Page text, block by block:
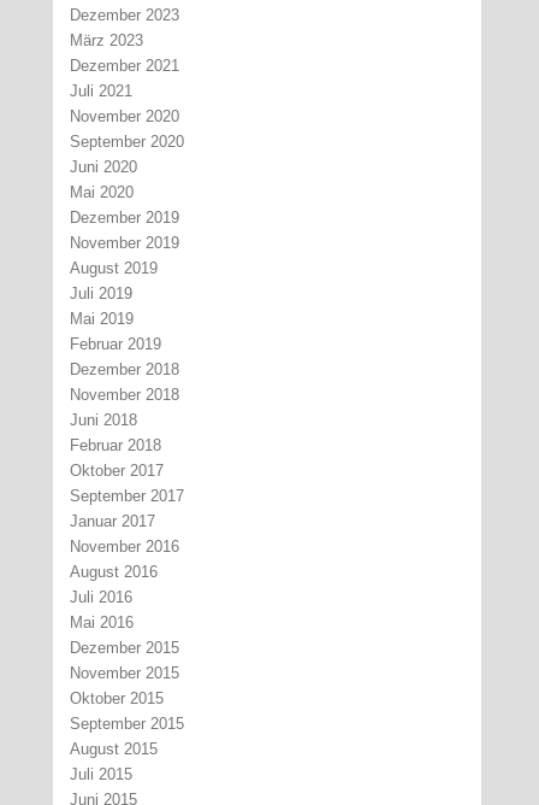
Dezember 2023
März 2023
Dezember 2021
Juli 2021
November 2020
September 2020
Juni 2020
Mai 2020
Dezember 2019
November 2019
August 2019
Juli 2019
Mai 2019
Februar 2019
Dezember 2018
November 2018
Juni 2018
Februar 2018
Oktober 2017
September 2017
Januar 2017
November 2016
August 2016
Juli 2016
Mai 2016
Dezember 2015
November 2015
Oktober 2015
September 2015
August 2015
Juli 2015
Juni 2015